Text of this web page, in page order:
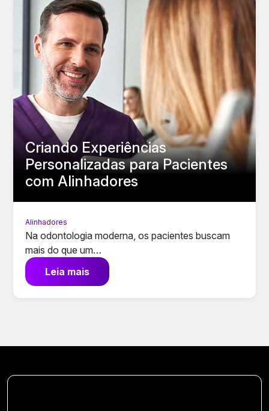
Criando Experiências
Personalizadas para Pacientes
com Alinhadores
Alinhadores
Na odontologia moderna, os pacientes buscam
mais do que um…
Leia mais